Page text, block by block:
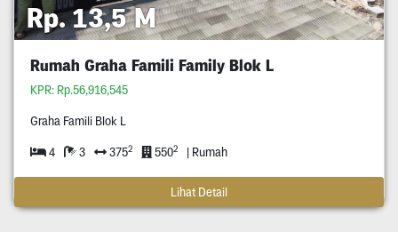
Rp. 13,5 M
Rumah Graha Famili Family Blok L
KPR: Rp.56,916,545
Graha Famili Blok L
4 3 3752 5502 | Rumah
Lihat Detail